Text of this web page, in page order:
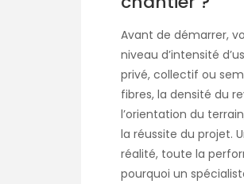
Avant de démarrer,
niveau d’intensité
privé, collectif ou
fibres, la densité du
l’orientation du
la réussite du projet.
réalité, toute la
pourquoi un